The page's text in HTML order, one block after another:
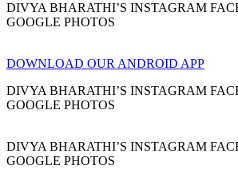
DIVYA BHARATHI’S INSTAGRAM
GOOGLE PHOTOS
DOWNLOAD OUR ANDROID APP
DIVYA BHARATHI’S INSTAGRAM
GOOGLE PHOTOS
DIVYA BHARATHI’S INSTAGRAM
GOOGLE PHOTOS